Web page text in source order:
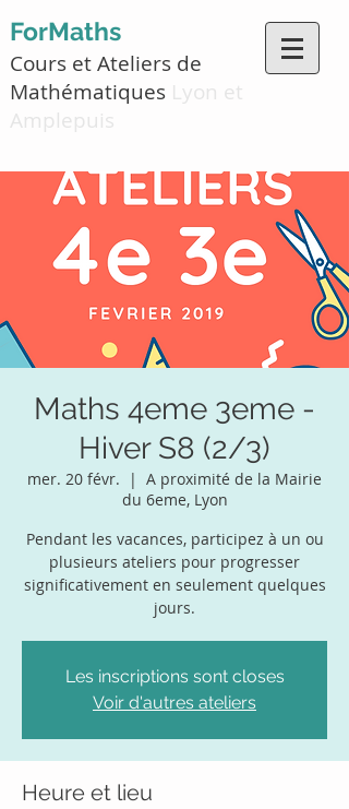
ForMaths
Cours et Ateliers de
Mathématiques Lyon et
Amplepuis
Maths 4eme 3eme -
Hiver S8 (2/3)
mer. 20 févr.
  |
A proximité de la Mairie
du 6eme, Lyon
Pendant les vacances, participez à un ou
plusieurs ateliers pour progresser
significativement en seulement quelques
jours.
Les inscriptions sont closes
Voir d'autres ateliers
Heure et lieu